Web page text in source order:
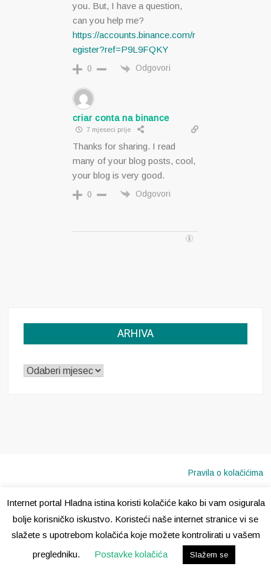
you. But, I have a question,
can you help me?
https://accounts.binance.com/r
egister?ref=P9L9FQKY
0 Odgovori
criar conta na binance
7 mjeseci prije
Thanks for sharing. I read
many of your blog posts, cool,
your blog is very good.
0 Odgovori
ARHIVA
ARHIVA
Pravila o kolačićima
Internet portal Hladna istina koristi kolačiće kako bi vam osigurala
bolje korisničko iskustvo. Koristeći naše internet stranice vi se
slažete s upotrebom kolačića koje možete kontrolirati u vašem
pregledniku.
Postavke kolačića Slažem se
Copyright © 2020 · Sva prava pridržana · Hladna Istina